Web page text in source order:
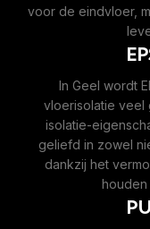
voor de eindvloer,
In Geel wordt
vloerisolatie veel
isolatie-
geliefd in zowel
dankzij het
houden